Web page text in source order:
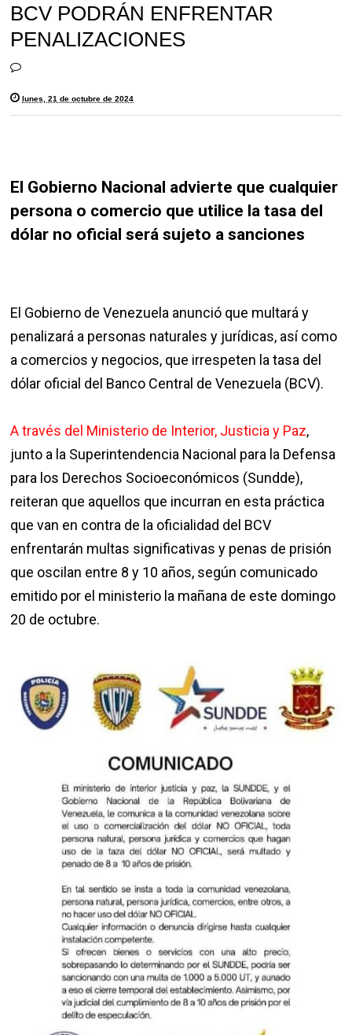
BCV PODRÁN ENFRENTAR
PENALIZACIONES
lunes, 21 de octubre de 2024
El Gobierno Nacional advierte que cualquier
persona o comercio que utilice la tasa del
dólar no oficial será sujeto a sanciones
El Gobierno de Venezuela anunció que multará y
penalizará a personas naturales y jurídicas, así como
a comercios y negocios, que irrespeten la tasa del
dólar oficial del Banco Central de Venezuela (BCV).
A través del Ministerio de Interior, Justicia y Paz,
junto a la Superintendencia Nacional para la Defensa
para los Derechos Socioeconómicos (Sundde),
reiteran que aquellos que incurran en esta práctica
que van en contra de la oficialidad del BCV
enfrentarán multas significativas y penas de prisión
que oscilan entre 8 y 10 años, según comunicado
emitido por el ministerio la mañana de este domingo
20 de octubre.